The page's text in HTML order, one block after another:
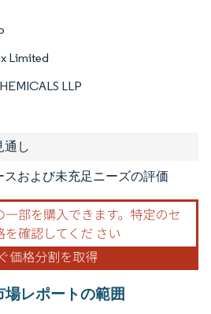
Limited
LLP
通し
スおよび未充足ニーズの評価
レポートの範囲